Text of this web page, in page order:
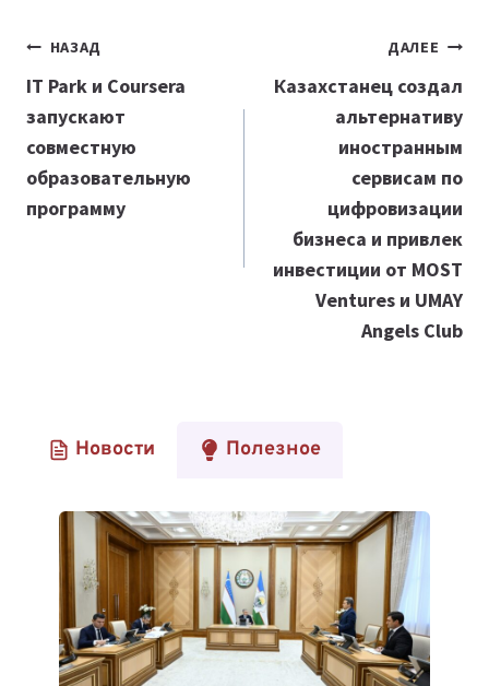
Навигация
по
записям
НАЗАД
IT Park и Coursera
запускают
совместную
образовательную
программу
ДАЛЕЕ
​​Казахстанец создал
альтернативу
иностранным
сервисам по
цифровизации
бизнеса и привлек
инвестиции от MOST
Ventures и UMAY
Angels Club
Новости Полезное